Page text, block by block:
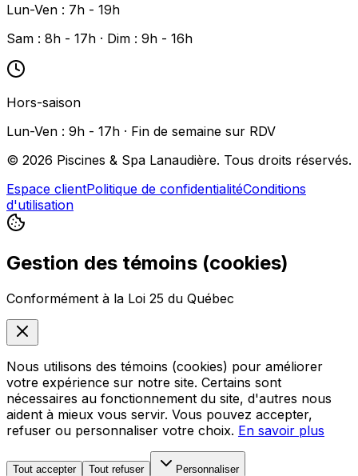
Lun-Ven : 7h - 19h
Sam : 8h - 17h · Dim : 9h - 16h
Hors-saison
Lun-Ven : 9h - 17h · Fin de semaine sur RDV
© 2026 Piscines & Spa Lanaudière. Tous droits réservés.
Espace clientPolitique de confidentialitéConditions
d'utilisation
Gestion des témoins (cookies)
Conformément à la Loi 25 du Québec
Nous utilisons des témoins (cookies) pour améliorer
votre expérience sur notre site. Certains sont
nécessaires au fonctionnement du site, d'autres nous
aident à mieux vous servir. Vous pouvez accepter,
refuser ou personnaliser votre choix. En savoir plus
Tout accepter Tout refuser Personnaliser